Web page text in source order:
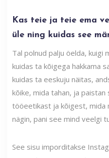
Kas teie ja teie ema
üle ning kuidas see
Tal polnud palju öelda, kuigi
kuidas ta kõigega hakkama
kuidas ta eeskuju näitas,
kõike, mida tahan, ja
tööeetikast ja kõigest, mida
nägin, pani see mind veelgi
See sisu imporditakse